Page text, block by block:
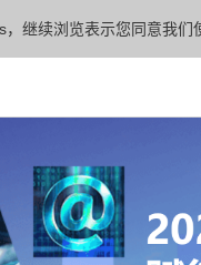
继续浏览表示您同意我们